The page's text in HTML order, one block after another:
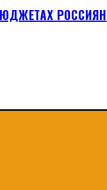
РОССИЯН